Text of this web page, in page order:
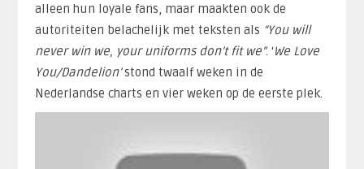
alleen hun loyale fans, maar maakten ook de
autoriteiten belachelijk met teksten als “You will
never win we, your uniforms don’t fit we”. ‘We Love
You/Dandelion’stond twaalf weken in de
Nederlandse charts en vier weken op de eerste plek.